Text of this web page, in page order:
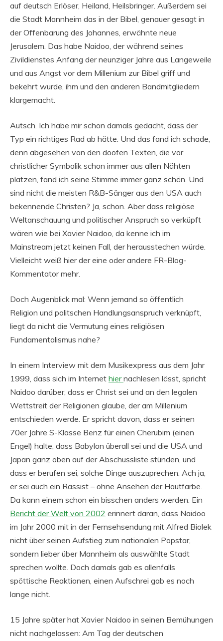
auf deutsch Erlöser, Heiland, Heilsbringer. Außerdem sei
die Stadt Mannheim das in der Bibel, genauer gesagt in
der Offenbarung des Johannes, erwähnte neue
Jerusalem. Das habe Naidoo, der während seines
Zivildienstes Anfang der neunziger Jahre aus Langeweile
und aus Angst vor dem Millenium zur Bibel griff und
bekehrt wurde, ihm und den anderen Bandmitgliedern
klargemacht.
Autsch. Ich habe mir schon damals gedacht, dass der
Typ ein richtiges Rad ab hätte. Und das fand ich schade,
denn abgesehen von den doofen Texten, die vor
christlicher Symbolik schon immer aus allen Nähten
platzen, fand ich seine Stimme immer ganz schön. Und
sind nicht die meisten R&B-Sänger aus den USA auch
bekennende Christen? Ja, schon. Aber dass religiöse
Weltanschauung und politischer Anspruch so verküpft
wären wie bei Xavier Naidoo, da kenne ich im
Mainstream jetzt keinen Fall, der herausstechen würde.
Vielleicht weiß hier der eine oder andere FR-Blog-
Kommentator mehr.
Doch Augenblick mal: Wenn jemand so öffentlich
Religion und politschen Handlungsanspruch verknüpft,
liegt da nicht die Vermutung eines religiösen
Fundamentalismus nahe?
In einem Interview mit dem Musikexpress aus dem Jahr
1999, dass sich im Internet hiernachlesen lässt, spricht
Naidoo darüber, dass er Christ sei und an den legalen
Wettstreit der Religionen glaube, der am Millenium
entschieden werde. Er spricht davon, dass er seinen
70er Jahre S-Klasse Benz für einen Cherubim (einen
Engel) halte, dass Babylon überall sei und die USA und
Japan ganz oben auf der Abschussliste stünden, und
dass er berufen sei, solche Dinge auszuprechen. Ach ja,
er sei auch ein Rassist – ohne Ansehen der Hautfarbe.
Da kann einem schon ein bisschen anders werden. Ein
Bericht der Welt von 2002 erinnert daran, dass Naidoo
im Jahr 2000 mit in der Fernsehsendung mit Alfred Biolek
nicht über seinen Aufstieg zum nationalen Popstar,
sondern lieber über Mannheim als auswählte Stadt
sprechen wollte. Doch damals gab es allenfalls
spöttische Reaktionen, einen Aufschrei gab es noch
lange nicht.
15 Jahre später hat Xavier Naidoo in seinen Bemühungen
nicht nachgelassen: Am Tag der deutschen